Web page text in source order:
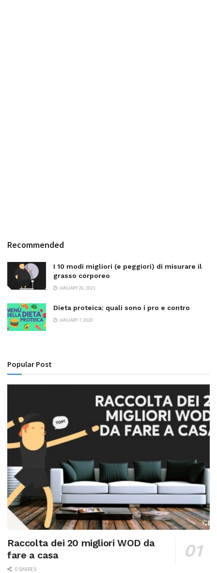
Recommended
I 10 modi migliori (e peggiori) di misurare il
grasso corporeo
JANUARY 26, 2021
Dieta proteica: quali sono i pro e contro
JANUARY 7, 2020
Popular Post
Raccolta dei 20 migliori WOD da
fare a casa
0 SHARES